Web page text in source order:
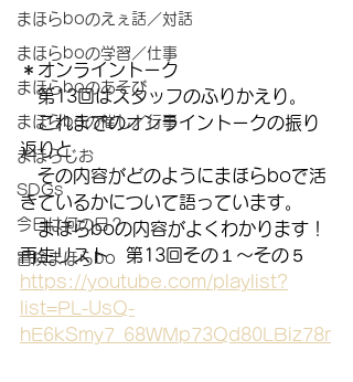
まほらboのえぇ話／対話
まほらboの学習／仕事
まほらboのあそび
まほらboの催し／行事
まほらじお
SDGs
今日は何の日？
冒険まほらbo
＊オンライントーク
第13回はスタッフのふりかえり。
これまでのオンライントークの振り
返りと
その内容がどのようにまほらboで活
きているかについて語っています。
まほらboの内容がよくわかります！
再生リスト　第13回その１～その５
https://youtube.com/playlist?
list=PL-UsQ-
hE6kSmy7_68WMp73Qd80LBiz78r